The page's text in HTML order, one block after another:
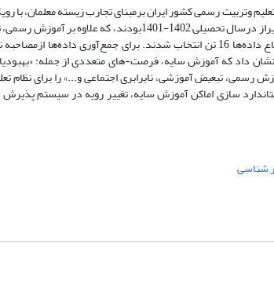
رسمی کشور ایران برمبنای تجارب زیسته معلمان، با
شد. مشارکت‌کنندگان در این مطالعه، معلمان دوره ابتدایی ومتوسطه شهرشیراز
را داشتند. با استفاده از روش نمونه‌گیری هدفمند (ملاک مدار)، تاحد اشباع داده‌ها 16 تن انتخاب
داد که آموزش سایه، فرصت-های متعددی از جمله:
تبعیض آموزشی، نابرابری اجتماعی و...» را برای نظام
سازی اماکن آموزش سایه، تغییر رویه در سیستم
شناسی